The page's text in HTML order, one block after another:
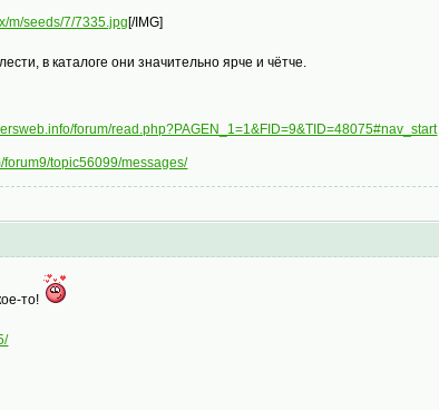
m/seeds/7/7335.jpg[/IMG]
в каталоге они значительно ярче и чётче.
forum/read.php?PAGEN_1=1&FID=9&TID=48075#nav_start
forum9/topic56099/messages/
то!